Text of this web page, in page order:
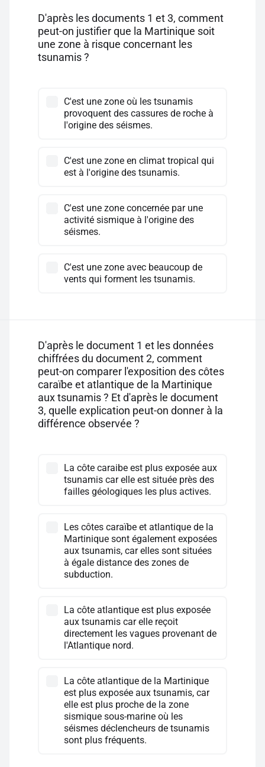
D'après les documents 1 et 3, comment
peut-on justifier que la Martinique soit
une zone à risque concernant les
tsunamis ?
C'est une zone où les tsunamis
provoquent des cassures de roche à
l'origine des séismes.
C'est une zone en climat tropical qui
est à l'origine des tsunamis.
C'est une zone concernée par une
activité sismique à l'origine des
séismes.
C'est une zone avec beaucoup de
vents qui forment les tsunamis.
D'après le document 1 et les données
chiffrées du document 2, comment
peut-on comparer l'exposition des côtes
caraïbe et atlantique de la Martinique
aux tsunamis ? Et d'après le document
3, quelle explication peut-on donner à la
différence observée ?
La côte caraibe est plus exposée aux
tsunamis car elle est située près des
failles géologiques les plus actives.
Les côtes caraïbe et atlantique de la
Martinique sont également exposées
aux tsunamis, car elles sont situées
à égale distance des zones de
subduction.
La côte atlantique est plus exposée
aux tsunamis car elle reçoit
directement les vagues provenant de
l'Atlantique nord.
La côte atlantique de la Martinique
est plus exposée aux tsunamis, car
elle est plus proche de la zone
sismique sous-marine où les
séismes déclencheurs de tsunamis
sont plus fréquents.